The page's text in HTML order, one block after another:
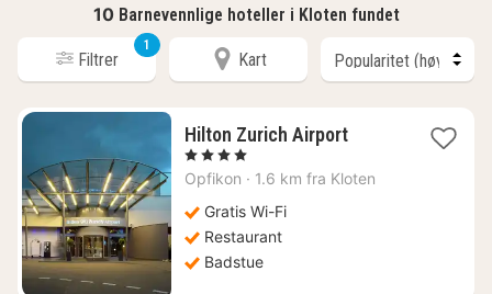
10 Barnevennlige hoteller i Kloten fundet
Filtrer
1
Kart
Hilton Zurich Airport1
fra
, 4 Stjerner
Opfikon · 1.6 km fra Kloten
Gratis Wi-Fi
Restaurant
Badstue